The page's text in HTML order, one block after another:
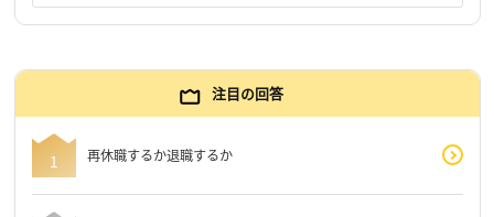
注目の回答
再休職するか退職するか